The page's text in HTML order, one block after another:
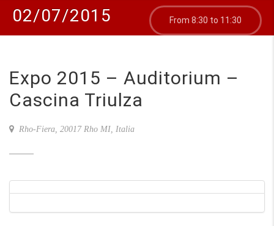
02/07/2015 From 8:30 to 11:30
Expo 2015 – Auditorium –
Cascina Triulza
Rho-Fiera, 20017 Rho MI, Italia